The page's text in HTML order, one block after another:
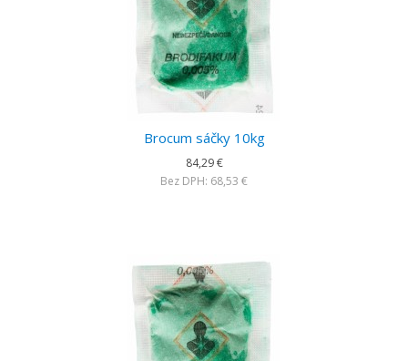
Brocum sáčky 10kg
84,29 €
Bez DPH: 68,53 €